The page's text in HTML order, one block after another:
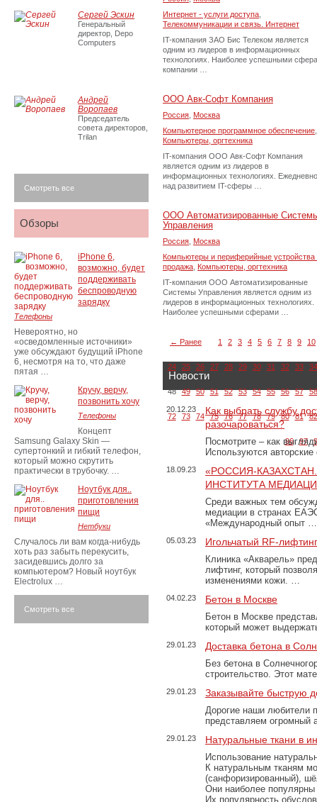
Интернет - услуги доступа
Телекоммуникации и связь. Интернет
IT-компания ЗАО Бис Телеком является
одним из лидеров в информационных
технологиях. Наиболее успешными
компании …
ООО Авк-Софт Компания
Россия Москва
Компьютерное программное обеспечение
Компьютеры, оргтехника
IT-компания ООО Авк-Софт Компания
является одним из лидеров в
информационных технологиях. Ежедневно
над развитием IT-сферы …
ООО Автоматизированные
Управления
Россия Москва
Компьютеры и периферийные устройства
продажа Компьютеры, оргтехника
IT-компания ООО Автоматизированные
Системы Управления является одним из
лидеров в информационных технологиях.
Наиболее успешными сферами …
← Ранее 1 2 3 4 5 6 7 8 9 10
24 25 26 27 28 29 30 31 32 33 34
48 49 50 51 52 53 54 55 56 57 58
72 73 74 75 76 77 78 79 80 81 82
96 97
Новости
20.12.23
Как выбрать службу
разочароваться?
Посмотрите – как
Используются
18.09.23
«РОССИЯ-
ИНСТИТУТА
Среди важных тем
медиации в странах
«Международный опыт …
05.03.23 Игольчатый RF-
Клиника «Акварель»
лифтинг, который
изменениями кожи. …
04.02.23 Бетон в Москве
Бетон в Москве
который может
29.01.23 Доставка бетона в
Без бетона в
строительство. Этот
29.01.23 Заказывайте быструю
Дорогие наши любители
представляем огромный
29.01.23 Натуральные ткани в
Использование
К натуральным тканям
(санфоризированный),
Они наиболее популярны
Их популярность
Сергей Эскин
Генеральный
директор, Depo
Computers
Андрей
Воропаев
Председатель
совета директоров,
Trilan
Смотреть все
Обзоры
iPhone 6,
возможно, будет
поддерживать
беспроводную
зарядку
Телефоны
Невероятно, но
«осведомленные источники»
уже обсуждают будущий iPhone
6, несмотря на то, что даже
пятая …
Кручу, верчу,
позвонить хочу
Телефоны
Концепт
Samsung Galaxy Skin —
супертонкий и гибкий телефон,
который можно скрутить
практически в трубочку. …
Ноутбук для..
приготовления
пищи
Нетбуки
Случалось ли вам когда-нибудь
хоть раз забыть перекусить,
засидевшись долго за
компьютером? Новый ноутбук
Electrolux …
Смотреть все